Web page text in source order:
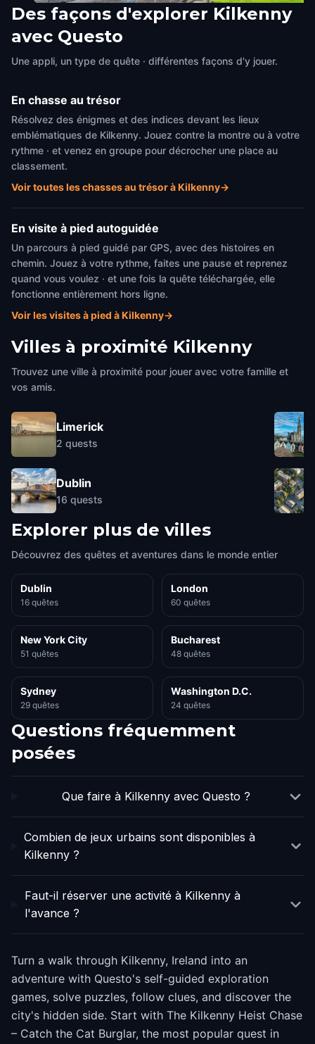
Kyteler's Inn
Kilkenny ,Ireland
St. Canice's Round Tower
Des façons d'explorer Kilkenny
avec Questo
Une appli, un type de quête · différentes façons d'y jouer.
En chasse au trésor
Résolvez des énigmes et des indices devant les lieux
emblématiques de Kilkenny. Jouez contre la montre ou à votre
rythme · et venez en groupe pour décrocher une place au
classement.
Voir toutes les chasses au trésor à Kilkenny→
En visite à pied autoguidée
Un parcours à pied guidé par GPS, avec des histoires en
chemin. Jouez à votre rythme, faites une pause et reprenez
quand vous voulez · et une fois la quête téléchargée, elle
fonctionne entièrement hors ligne.
Voir les visites à pied à Kilkenny→
Villes à proximité Kilkenny
Trouvez une ville à proximité pour jouer avec votre famille et
vos amis.
Limerick
2 quests
Dublin
16 quests
Explorer plus de villes
Découvrez des quêtes et aventures dans le monde entier
Dublin
16 quêtes
London
60 quêtes
New York City
51 quêtes
Bucharest
48 quêtes
Sydney
29 quêtes
Washington D.C.
24 quêtes
Questions fréquemment
posées
Que faire à Kilkenny avec Questo ?
Combien de jeux urbains sont disponibles à
Kilkenny ?
Faut-il réserver une activité à Kilkenny à
l'avance ?
Turn a walk through Kilkenny, Ireland into an
adventure with Questo's self-guided exploration
games, solve puzzles, follow clues, and discover the
city's hidden side. Start with The Kilkenny Heist Chase
– Catch the Cat Burglar, the most popular quest in